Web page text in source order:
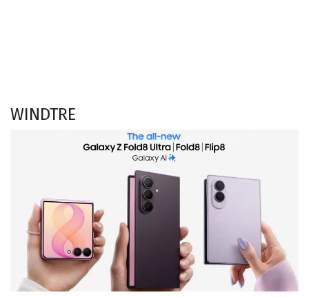
WINDTRE